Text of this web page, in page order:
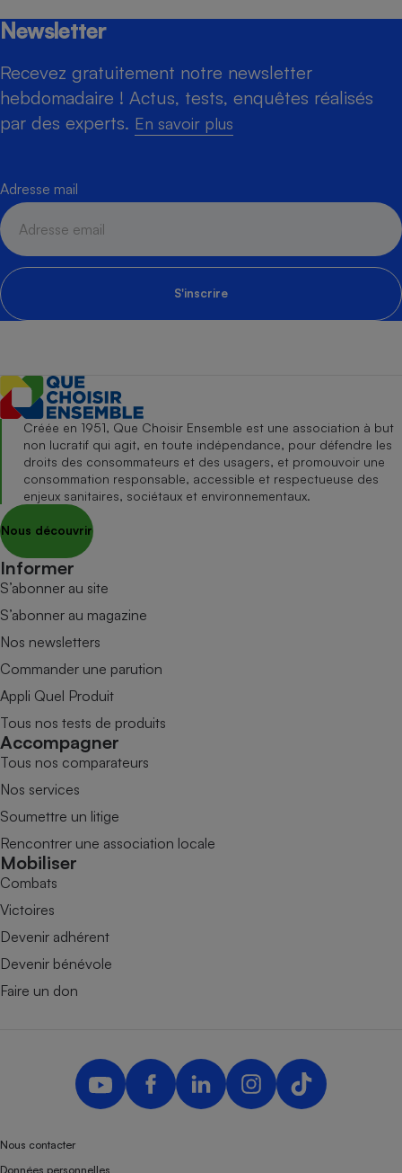
Newsletter
Recevez gratuitement notre newsletter
hebdomadaire ! Actus, tests, enquêtes réalisés
par des experts. En savoir plus
Adresse mail
S'inscrire
Créée en 1951, Que Choisir Ensemble est une association à but
non lucratif qui agit, en toute indépendance, pour défendre les
droits des consommateurs et des usagers, et promouvoir une
consommation responsable, accessible et respectueuse des
enjeux sanitaires, sociétaux et environnementaux.
Nous découvrir
Informer
S’abonner au site
S’abonner au magazine
Nos newsletters
Commander une parution
Appli Quel Produit
Tous nos tests de produits
Accompagner
Tous nos comparateurs
Nos services
Soumettre un litige
Rencontrer une association locale
Mobiliser
Combats
Victoires
Devenir adhérent
Devenir bénévole
Faire un don
Nous contacter
Données personnelles